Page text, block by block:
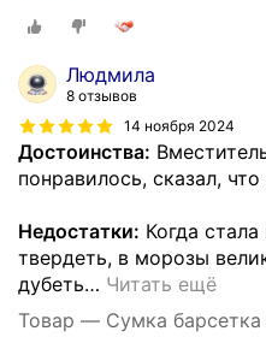
Людмила
8 отзывов
14 ноября 2024
Достоинства:
понравилось, сказал,
Недостатки: Когда
твердеть, в морозы
дубеть… Читать ещё
Товар — Сумка